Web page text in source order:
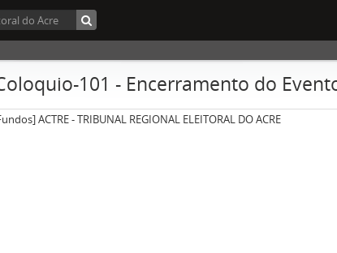
101 - Encerramento do
ACTRE - TRIBUNAL REGIONAL ELEITORAL DO ACRE